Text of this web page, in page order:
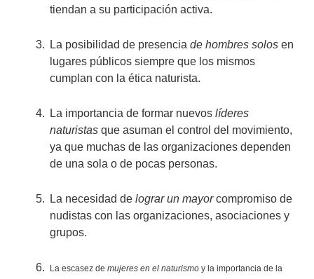
tiendan a su participación activa.
La posibilidad de presencia de hombres solos en
lugares públicos siempre que los mismos
cumplan con la ética naturista.
La importancia de formar nuevos líderes
naturistas que asuman el control del movimiento,
ya que muchas de las organizaciones dependen
de una sola o de pocas personas.
La necesidad de lograr un mayorcompromiso de
nudistas con las organizaciones, asociaciones y
grupos.
La escasez de mujeres en el naturismo y la importancia de la